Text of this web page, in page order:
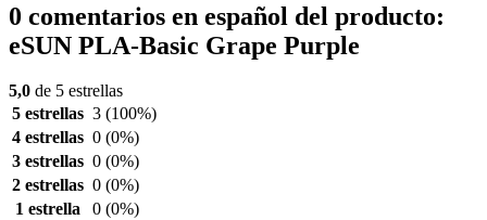
0 comentarios en español del producto:
eSUN PLA-Basic Grape Purple
5,0 de 5 estrellas
5 estrellas 3 (100%)
4 estrellas 0 (0%)
3 estrellas 0 (0%)
2 estrellas 0 (0%)
1 estrella
0 (0%)